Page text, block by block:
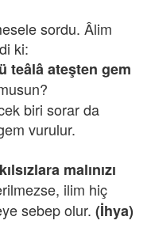
sordu. Âlim
ki:
teâlâ ateşten gem
biri sorar da
vurulur.
malınızı
ilim hiç
sebep olur. (İhya)